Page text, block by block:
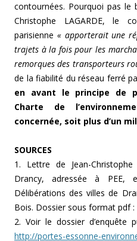
contournées. Pourquoi pas le
Christophe LAGARDE, le
parisienne « apporterait une
trajets à la fois pour les
remorques des transporteurs
de la fiabilité du réseau ferré
en avant le principe de
Charte de
concernée, soit plus d’un
SOURCES
1. Lettre de Jean-
Drancy, adressée à
Délibérations des villes de
Bois. Dossier sous format pdf :
2. Voir le dossier d’enquête
http://portes-essonne-